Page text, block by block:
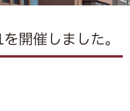
開催しました。